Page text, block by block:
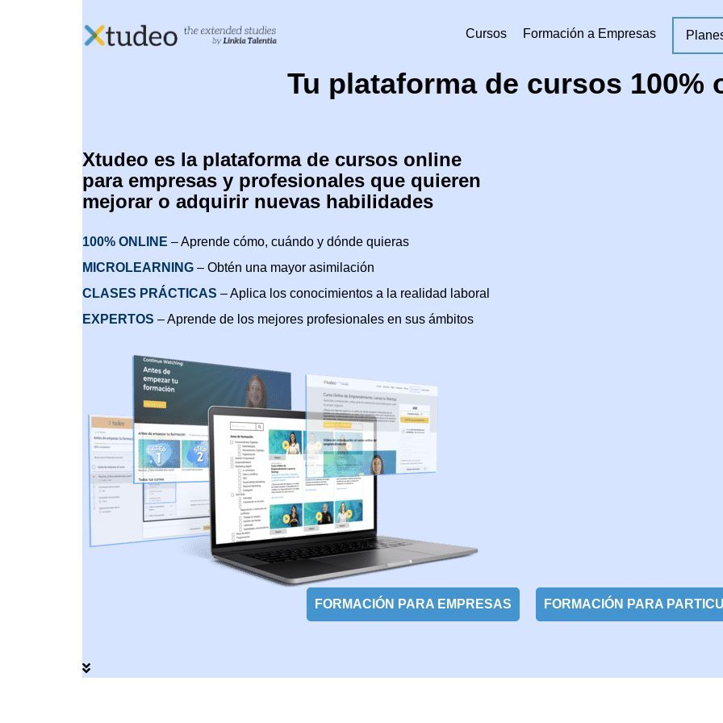
Cursos Formación a Empresas
Tu plataforma de cursos 100%
Xtudeo es la plataforma de cursos online
para empresas y profesionales que quieren
mejorar o adquirir nuevas habilidades
100% ONLINE – Aprende cómo, cuándo y dónde quieras
MICROLEARNING – Obtén una mayor asimilación
CLASES PRÁCTICAS – Aplica los conocimientos a la realidad laboral
EXPERTOS – Aprende de los mejores profesionales en sus ámbitos
FORMACIÓN PARA EMPRESAS FORMACIÓN PARA